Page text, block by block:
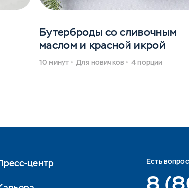
Бутерброды со сливочным
маслом и красной икрой
10 минут Для новичков 4 порции
центр Есть